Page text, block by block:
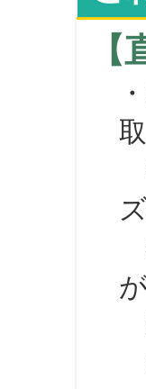
・
※
※
※
※